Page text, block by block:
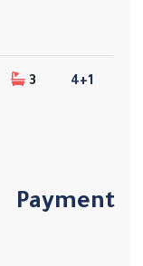
4+1
3
Payment